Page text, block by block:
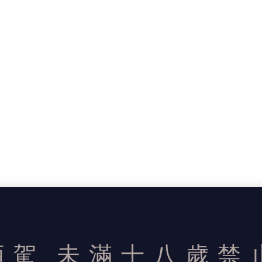
未滿十八歲禁